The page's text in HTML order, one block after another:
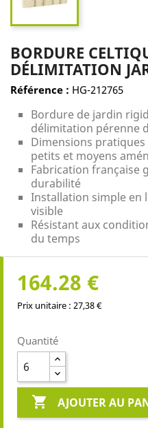
BORDURE
DÉLIMITATION
Référence : HG-212765
Bordure de jardin
délimitation pérenne
Dimensions pratiques
petits et moyens
Fabrication française
durabilité
Installation simple en
visible
Résistant aux
du temps
164.28 €
Prix unitaire : 27,38 €
Quantité
 AJOUTER AU